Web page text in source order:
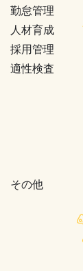
勤怠管理
人材育成
採用管理
適性検査
その他